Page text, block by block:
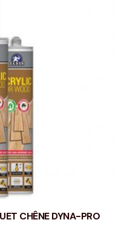
CHÊNE DYNA-PRO